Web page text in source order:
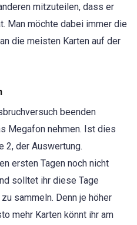
mitzuteilen, dass er
Man möchte dabei immer die
die meisten Karten auf der
beenden
Megafon nehmen. Ist dies
2, der Auswertung.
ersten Tagen noch nicht
solltet ihr diese Tage
sammeln. Denn je höher
mehr Karten könnt ihr am